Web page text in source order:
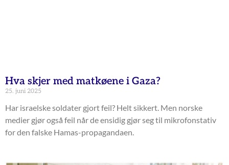
Hva skjer med matkøene i Gaza?
25. juni 2025
Har israelske soldater gjort feil? Helt sikkert. Men norske
medier gjør også feil når de ensidig gjør seg til mikrofonstativ
for den falske Hamas-propagandaen.